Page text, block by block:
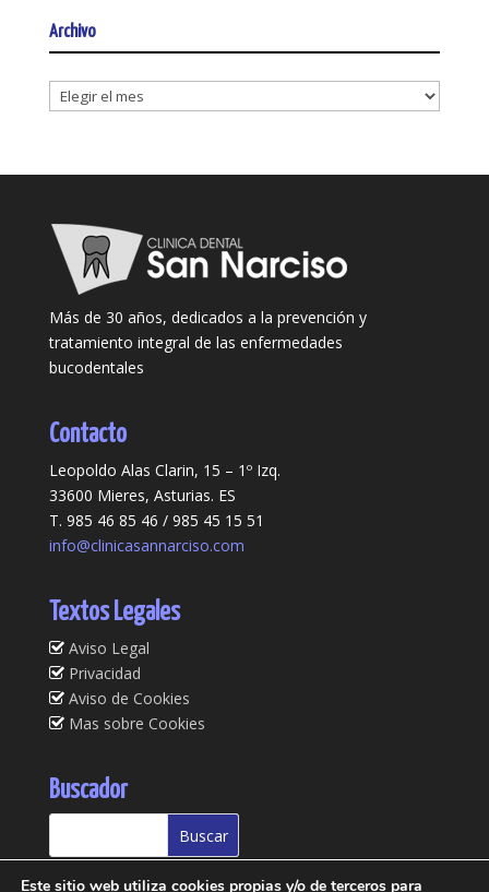
Archivo
Archivo
Más de 30 años, dedicados a la prevención y
tratamiento integral de las enfermedades
bucodentales
Contacto
Leopoldo Alas Clarin, 15 – 1º Izq.
33600 Mieres, Asturias. ES
T. 985 46 85 46 / 985 45 15 51
info@clinicasannarciso.com
Textos Legales
Aviso Legal
Privacidad
Aviso de Cookies
Mas sobre Cookies
Buscador
Este sitio web utiliza cookies propias y/o de terceros para